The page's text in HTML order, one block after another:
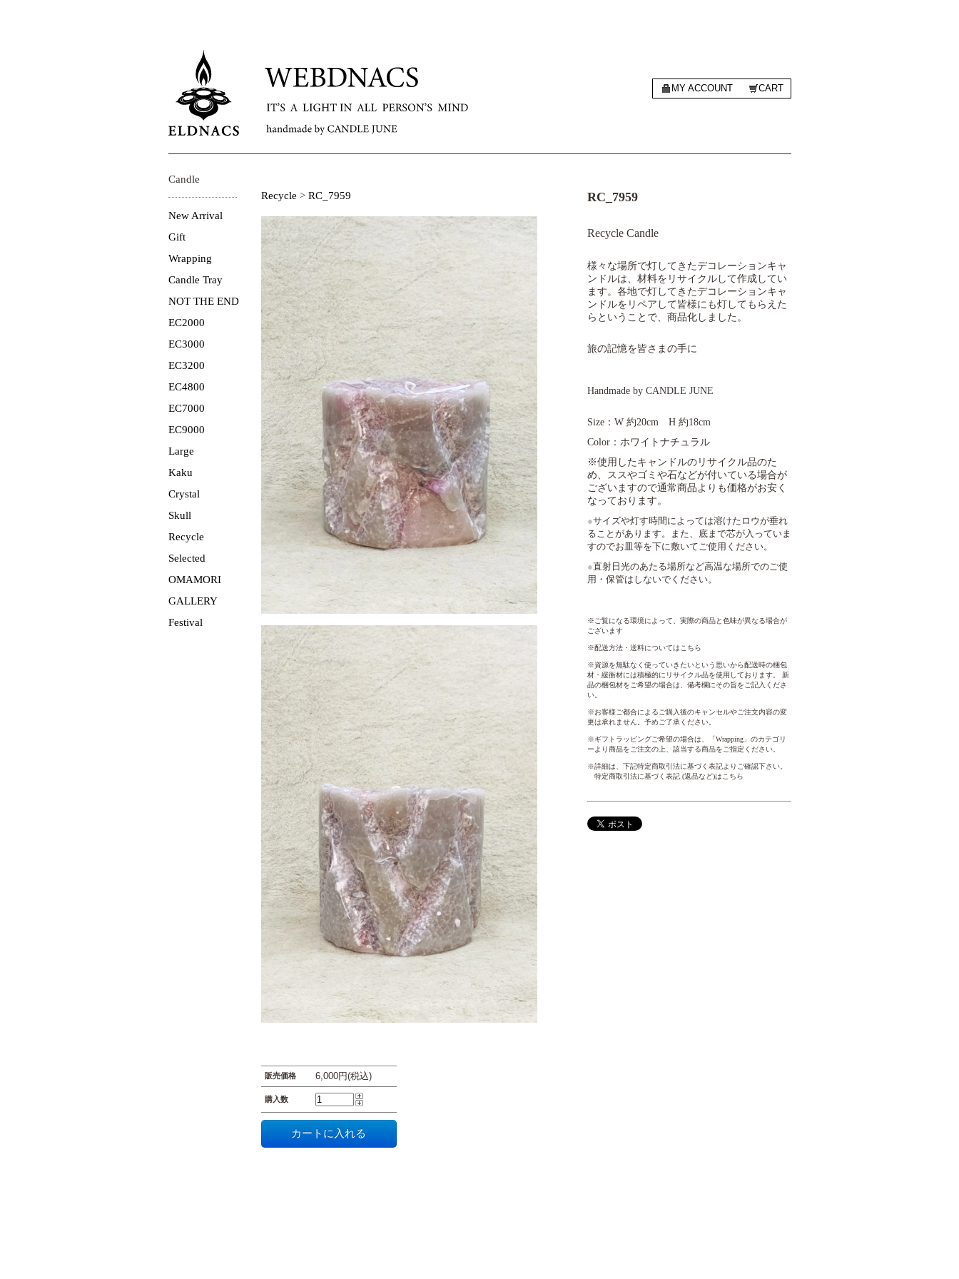
MY ACCOUNT CART
Candle
New Arrival
Gift
Wrapping
Candle Tray
NOT THE END
EC2000
EC3000
EC3200
EC4800
EC7000
EC9000
Large
Kaku
Crystal
Skull
Recycle
Selected
OMAMORI
GALLERY
Festival
Recycle > RC_7959 RC_7959
Recycle Candle
様々な場所で灯してきたデコレーションキャ
ンドルは、材料をリサイクルして作成してい
ます。各地で灯してきたデコレーションキャ
ンドルをリペアして皆様にも灯してもらえた
らということで、商品化しました。
旅の記憶を皆さまの手に
Handmade by CANDLE JUNE
Size：W 約20cm H 約18cm
Color：ホワイトナチュラル
※使用したキャンドルのリサイクル品のた
め、ススやゴミや石などが付いている場合が
ございますので通常商品よりも価格がお安く
なっております。
●サイズや灯す時間によっては溶けたロウが垂れ
ることがあります。また、底まで芯が入っていま
すのでお皿等を下に敷いてご使用ください。
●直射日光のあたる場所など高温な場所でのご使
用・保管はしないでください。
※ご覧になる環境によって、実際の商品と色味が異なる場合が
ございます
※配送方法・送料についてはこちら
※資源を無駄なく使っていきたいという思いから配送時の梱包
材・緩衝材には積極的にリサイクル品を使用しております。 新
品の梱包材をご希望の場合は、備考欄にその旨をご記入くださ
い。
※お客様ご都合によるご購入後のキャンセルやご注文内容の変
更は承れません。予めご了承ください。
※ギフトラッピングご希望の場合は、「Wrapping」のカテゴリ
ーより商品をご注文の上、該当する商品をご指定ください。
※詳細は、下記特定商取引法に基づく表記よりご確認下さい。
特定商取引法に基づく表記 (返品など)はこちら
販売価格 6,000円(税込)
購入数